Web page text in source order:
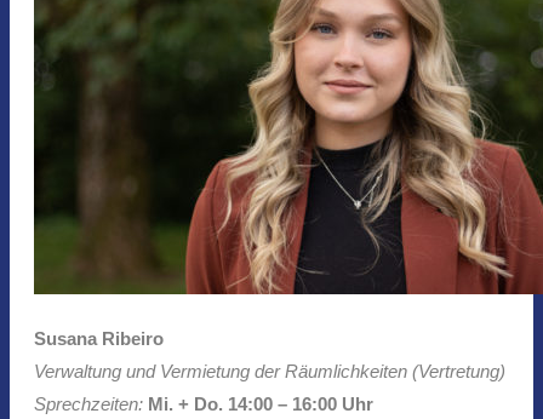
Susana Ribeiro
Verwaltung und Vermietung der Räumlichkeiten (Vertretung)
Sprechzeiten: Mi. + Do. 14:00 – 16:00 Uhr